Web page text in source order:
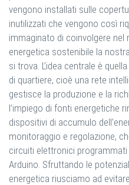
vengono installati sulle
inutilizzati che vengono così
immaginato di coinvolgere
energetica sostenibile la
si trova. L’idea centrale è
di quartiere, cioè una rete
gestisce la produzione e la
l’impiego di fonti energetiche
dispositivi di accumulo
monitoraggio e regolazione,
circuiti elettronici
Arduino. Sfruttando le
energetica riusciamo ad